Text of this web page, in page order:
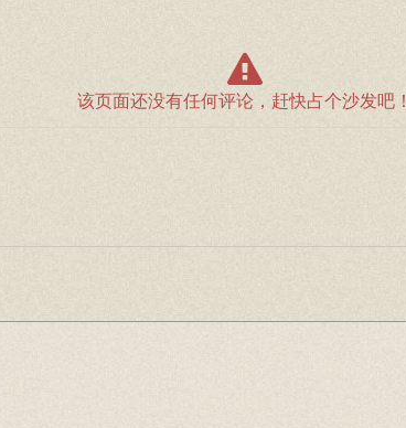
该页面还没有任何评论，赶快占个沙发吧！